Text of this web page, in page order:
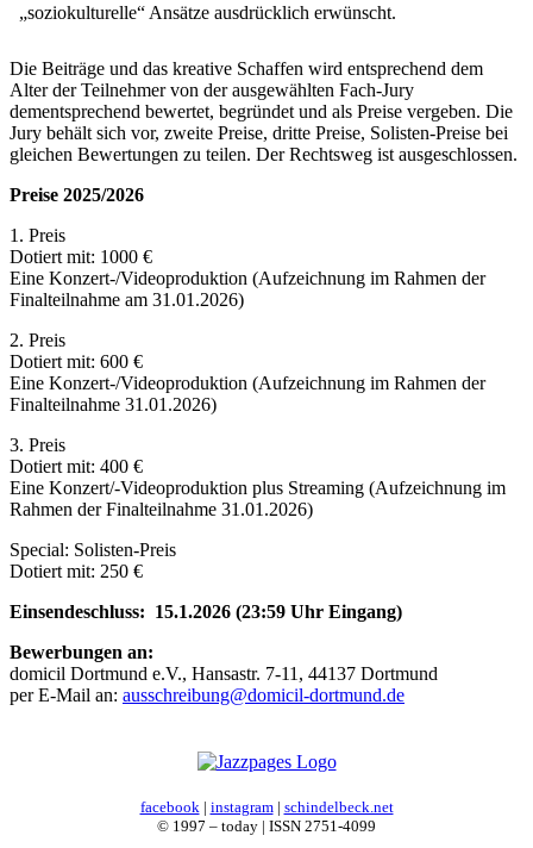
„soziokulturelle“ Ansätze ausdrücklich erwünscht.
Die Beiträge und das kreative Schaffen wird entsprechend dem
Alter der Teilnehmer von der ausgewählten Fach-Jury
dementsprechend bewertet, begründet und als Preise vergeben. Die
Jury behält sich vor, zweite Preise, dritte Preise, Solisten-Preise bei
gleichen Bewertungen zu teilen. Der Rechtsweg ist ausgeschlossen.
Preise 2025/2026
1. Preis
Dotiert mit: 1000 €
Eine Konzert-/Videoproduktion (Aufzeichnung im Rahmen der
Finalteilnahme am 31.01.2026)
2. Preis
Dotiert mit: 600 €
Eine Konzert-/Videoproduktion (Aufzeichnung im Rahmen der
Finalteilnahme 31.01.2026)
3. Preis
Dotiert mit: 400 €
Eine Konzert/-Videoproduktion plus Streaming (Aufzeichnung im
Rahmen der Finalteilnahme 31.01.2026)
Special: Solisten-Preis
Dotiert mit: 250 €
Einsendeschluss: 15.1.2026 (23:59 Uhr Eingang)
Bewerbungen an:
domicil Dortmund e.V., Hansastr. 7-11, 44137 Dortmund
per E-Mail an: ausschreibung@domicil-dortmund.de
facebook | instagram| schindelbeck.net
© 1997 – today | ISSN 2751-4099